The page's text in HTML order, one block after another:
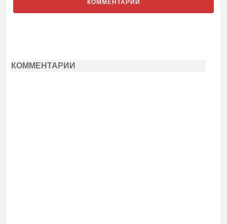
КОММЕНТАРИИ
КОММЕНТАРИИ